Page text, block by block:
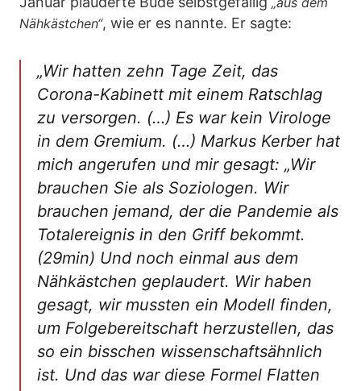
Nähkästchen“, wie er es nannte. Er sagte:
„Wir hatten zehn Tage Zeit, das
Corona-Kabinett mit einem Ratschlag
zu versorgen. (…) Es war kein Virologe
in dem Gremium. (…) Markus Kerber hat
mich angerufen und mir gesagt: „Wir
brauchen Sie als Soziologen. Wir
brauchen jemand, der die Pandemie als
Totalereignis in den Griff bekommt.
(29min) Und noch einmal aus dem
Nähkästchen geplaudert. Wir haben
gesagt, wir mussten ein Modell finden,
um Folgebereitschaft herzustellen, das
so ein bisschen wissenschaftsähnlich
ist. Und das war diese Formel Flatten